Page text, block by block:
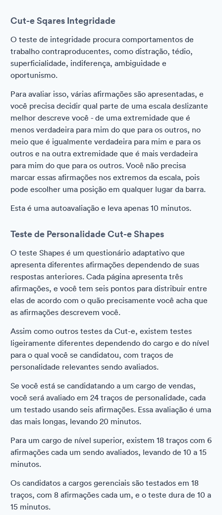
Cut-e Sqares Integridade
O teste de integridade procura comportamentos de
trabalho contraproducentes, como distração, tédio,
superficialidade, indiferença, ambiguidade e
oportunismo.
Para avaliar isso, várias afirmações são apresentadas, e
você precisa decidir qual parte de uma escala deslizante
melhor descreve você - de uma extremidade que é
menos verdadeira para mim do que para os outros, no
meio que é igualmente verdadeira para mim e para os
outros e na outra extremidade que é mais verdadeira
para mim do que para os outros. Você não precisa
marcar essas afirmações nos extremos da escala, pois
pode escolher uma posição em qualquer lugar da barra.
Esta é uma autoavaliação e leva apenas 10 minutos.
Teste de Personalidade Cut-e Shapes
O teste Shapes é um questionário adaptativo que
apresenta diferentes afirmações dependendo de suas
respostas anteriores. Cada página apresenta três
afirmações, e você tem seis pontos para distribuir entre
elas de acordo com o quão precisamente você acha que
as afirmações descrevem você.
Assim como outros testes da Cut-e, existem testes
ligeiramente diferentes dependendo do cargo e do nível
para o qual você se candidatou, com traços de
personalidade relevantes sendo avaliados.
Se você está se candidatando a um cargo de vendas,
você será avaliado em 24 traços de personalidade, cada
um testado usando seis afirmações. Essa avaliação é uma
das mais longas, levando 20 minutos.
Para um cargo de nível superior, existem 18 traços com 6
afirmações cada um sendo avaliados, levando de 10 a 15
minutos.
Os candidatos a cargos gerenciais são testados em 18
traços, com 8 afirmações cada um, e o teste dura de 10 a
15 minutos.